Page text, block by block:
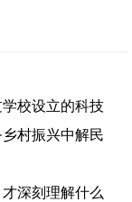
校设立的科技
村振兴中解民
深刻理解什么